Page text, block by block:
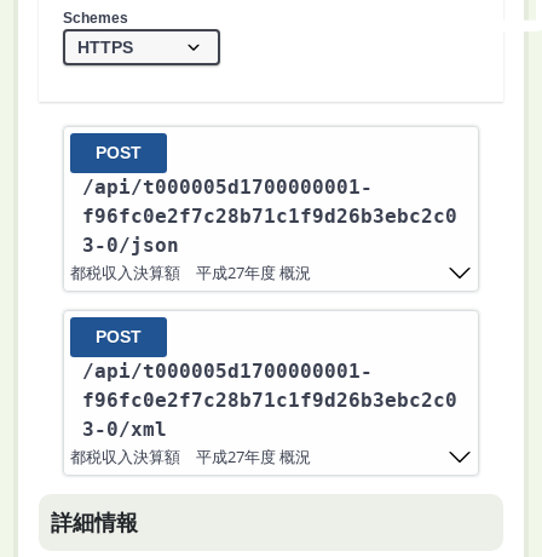
Schemes
POST
/api/t000005d1700000001-
f96fc0e2f7c28b71c1f9d26b3ebc2c0
3-0/json
都税収入決算額 平成27年度 概況
POST
/api/t000005d1700000001-
f96fc0e2f7c28b71c1f9d26b3ebc2c0
3-0/xml
都税収入決算額 平成27年度 概況
詳細情報